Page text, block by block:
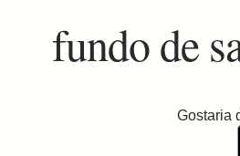
fundo de
Gostaria